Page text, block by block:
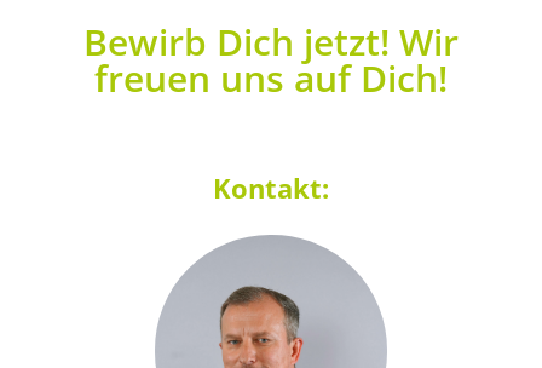
Bewirb Dich jetzt! Wir
freuen uns auf Dich!
Kontakt: